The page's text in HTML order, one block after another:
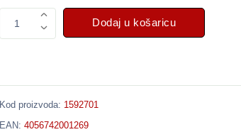
1 Dodaj u košaricu
Kod proizvoda: 1592701
EAN: 4056742001269